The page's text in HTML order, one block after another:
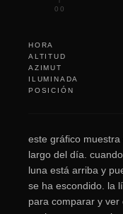
00
HORA
ALTITUD
AZIMUT
ILUMINADA
POSICIÓN
este gráfico
largo del día.
luna está arriba y
se ha escondido. la
para comparar y